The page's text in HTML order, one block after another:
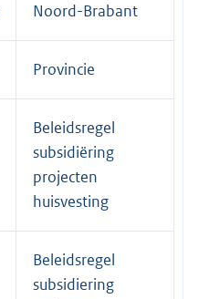
Noord-Brabant
Provincie
Beleidsregel
subsidiëring
projecten
huisvesting
Beleidsregel
subsidiering